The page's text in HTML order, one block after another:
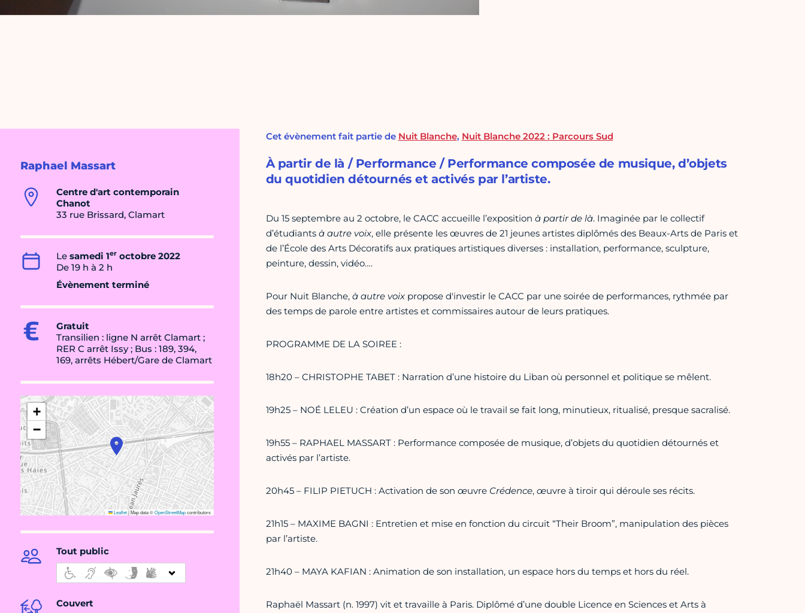
Raphael Massart
Centre d'art contemporain
Chanot
33 rue Brissard, Clamart
Le samedi 1er octobre 2022
De 19 h à 2 h
Évènement terminé
Gratuit
Transilien : ligne N arrêt Clamart ;
RER C arrêt Issy ; Bus : 189, 394,
169, arrêts Hébert/Gare de Clamart
+
−
Leaflet|Map data ©OpenStreetMapcontributors
Tout public
Couvert
Cet évènement fait partie de Nuit Blanche, Nuit Blanche 2022 : Parcours Sud
À partir de là / Performance / Performance composée de musique, d’objets
du quotidien détournés et activés par l’artiste.
Du 15 septembre au 2 octobre, le CACC accueille l’exposition à partir de là. Imaginée par le collectif
d’étudiants à autre voix, elle présente les œuvres de 21 jeunes artistes diplômés des Beaux-Arts de Paris et
de l’École des Arts Décoratifs aux pratiques artistiques diverses : installation, performance, sculpture,
peinture, dessin, vidéo….
Pour Nuit Blanche, à autre voixpropose d'investir le CACC par une soirée de performances, rythmée par
des temps de parole entre artistes et commissaires autour de leurs pratiques.
PROGRAMME DE LA SOIREE :
18h20 – CHRISTOPHE TABET : Narration d’une histoire du Liban où personnel et politique se mêlent.
19h25 – NOÉ LELEU : Création d’un espace où le travail se fait long, minutieux, ritualisé, presque sacralisé.
19h55 – RAPHAEL MASSART : Performance composée de musique, d’objets du quotidien détournés et
activés par l’artiste.
20h45 – FILIP PIETUCH : Activation de son œuvre Crédence, œuvre à tiroir qui déroule ses récits.
21h15 – MAXIME BAGNI : Entretien et mise en fonction du circuit “Their Broom”, manipulation des pièces
par l’artiste.
21h40 – MAYA KAFIAN : Animation de son installation, un espace hors du temps et hors du réel.
Raphaël Massart (n. 1997) vit et travaille à Paris. Diplômé d’une double Licence en Sciences et Arts à